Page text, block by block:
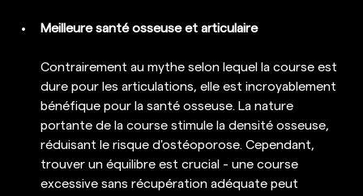
Meilleure santé osseuse et articulaire
Contrairement au mythe selon lequel la course est
dure pour les articulations, elle est incroyablement
bénéfique pour la santé osseuse. La nature
portante de la course stimule la densité osseuse,
réduisant le risque d'ostéoporose. Cependant,
trouver un équilibre est crucial - une course
excessive sans récupération adéquate peut